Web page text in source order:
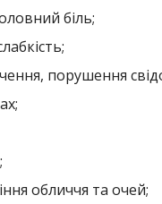
біль;
порушення
обличчя та очей;